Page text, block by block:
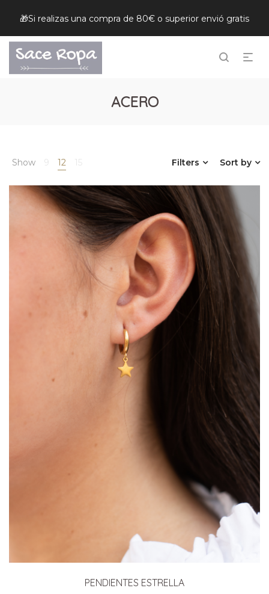
🎁Si realizas una compra de 80€ o superior envió gratis
ACERO
Show 12 15 Sort by
Filters
PENDIENTES ESTRELLA